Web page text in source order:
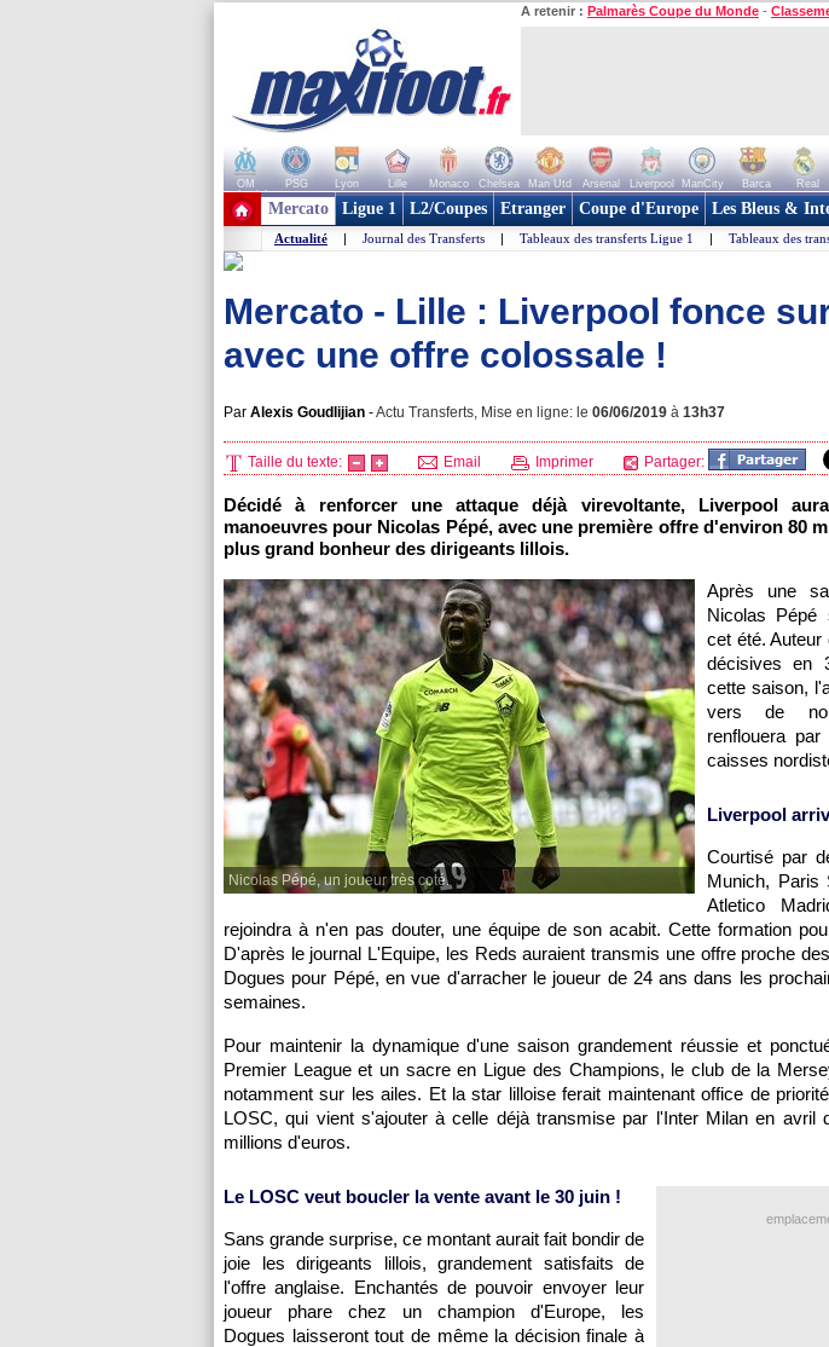
A retenir : Palmarès Coupe du Monde -
OM PSG Lyon Lille Monaco Chelsea Man Utd Arsenal Liverpool ManCity Barca Real
+ de clubs
Mercato Ligue 1 L2/Coupes Etranger Coupe d'Europe Les Bleus &
Actualité | Journal des Transferts | Tableaux des transferts Ligue 1 | Tableaux des
Mercato - Lille : Liverpool fonce
avec une offre colossale !
Par Alexis Goudlijian -Actu Transferts, Mise en ligne: le 06/06/2019 à 13h37
Taille du texte: Email Imprimer Partager:
Décidé à renforcer une attaque déjà virevoltante, Liverpool
manoeuvres pour Nicolas Pépé, avec une première offre d'environ 80
plus grand bonheur des dirigeants lillois.
Nicolas Pépé, un joueur très coté.
Après une
Nicolas Pépé
cet été. Auteur
décisives en
cette saison,
vers de
renflouera
caisses
Liverpool
Courtisé par
Munich, Paris
Atletico
rejoindra à n'en pas douter, une équipe de son acabit. Cette formation
D'après le journal L'Equipe, les Reds auraient transmis une offre proche
Dogues pour Pépé, en vue d'arracher le joueur de 24 ans dans les
semaines.
Pour maintenir la dynamique d'une saison grandement réussie et
Premier League et un sacre en Ligue des Champions, le club de la
notamment sur les ailes. Et la star lilloise ferait maintenant office de
LOSC, qui vient s'ajouter à celle déjà transmise par l'Inter Milan en avril
millions d'euros.
Le LOSC veut boucler la vente avant le 30 juin !
Sans grande surprise, ce montant aurait fait bondir de
joie les dirigeants lillois, grandement satisfaits de
l'offre anglaise. Enchantés de pouvoir envoyer leur
joueur phare chez un champion d'Europe, les
Dogues laisseront tout de même la décision finale à